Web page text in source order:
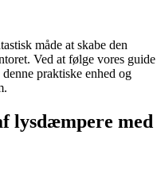
måde at skabe den
Ved at følge vores guide
praktiske enhed og
lysdæmpere med